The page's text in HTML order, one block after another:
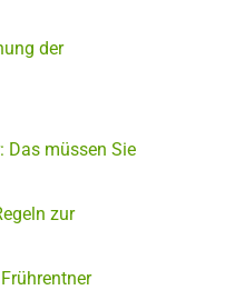
der
Das müssen Sie
zur